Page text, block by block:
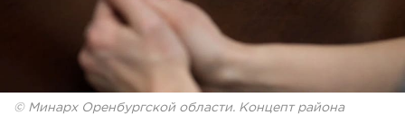
© Минарх Оренбургской области. Концепт района